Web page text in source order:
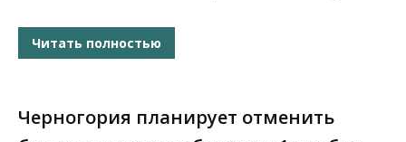
Читать полностью
Черногория планирует отменить